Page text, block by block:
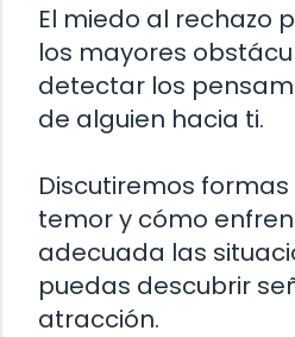
El miedo al rechazo
los mayores
detectar los
de alguien hacia ti.
Discutiremos
temor y cómo
adecuada las
puedas descubrir
atracción.